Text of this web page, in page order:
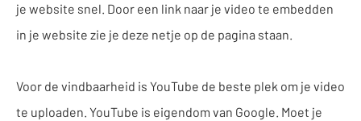
je website snel. Door een link naar je video te embedden
in je website zie je deze netje op de pagina staan.
Voor de vindbaarheid is YouTube de beste plek om je video
te uploaden. YouTube is eigendom van Google. Moet je